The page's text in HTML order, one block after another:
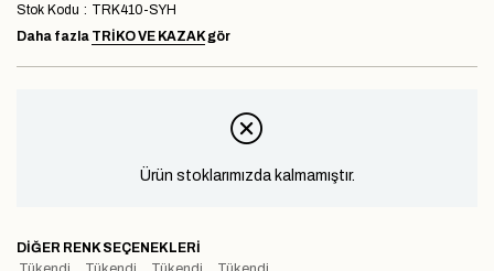
Stok Kodu
TRK410-SYH
Daha fazla TRIKO VE KAZAKgör
Ürün stoklarımızda kalmamıştır.
DIĞER RENK SEÇENEKLERI